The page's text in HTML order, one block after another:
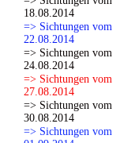
18.08.2014
=> Sichtungen vom
22.08.2014
=> Sichtungen vom
24.08.2014
=> Sichtungen vom
27.08.2014
=> Sichtungen vom
30.08.2014
=> Sichtungen vom